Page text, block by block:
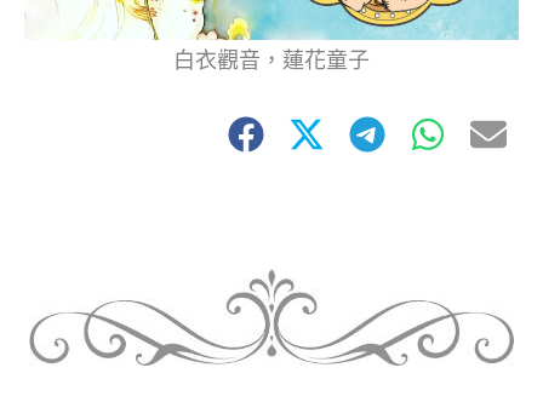
白衣觀音，蓮花童子